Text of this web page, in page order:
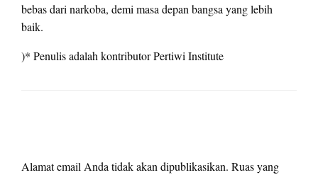
bebas dari narkoba, demi masa depan bangsa yang lebih
baik.
)* Penulis adalah kontributor Pertiwi Institute
Alamat email Anda tidak akan dipublikasikan. Ruas yang